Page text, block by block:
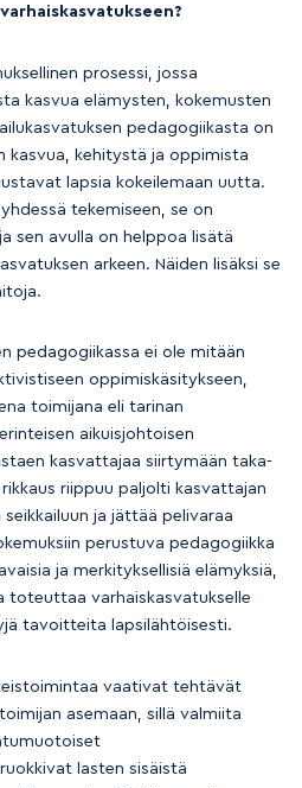
prosessi, jossa
kasvua elämysten, kokemusten
pedagogiikasta on
kasvua, kehitystä ja oppimista
lapsia kokeilemaan uutta.
tekemiseen, se on
sen avulla on helppoa lisätä
arkeen. Näiden lisäksi se
pedagogiikassa ei ole mitään
oppimiskäsitykseen,
toimijana eli tarinan
aikuisjohtoisen
kasvattajaa siirtymään taka-
rikkaus riippuu paljolti kasvattajan
ja jättää pelivaraa
perustuva pedagogiikka
ja merkityksellisiä elämyksiä,
toteuttaa varhaiskasvatukselle
tavoitteita lapsilähtöisesti.
vaativat tehtävät
asemaan, sillä valmiita
lasten sisäistä